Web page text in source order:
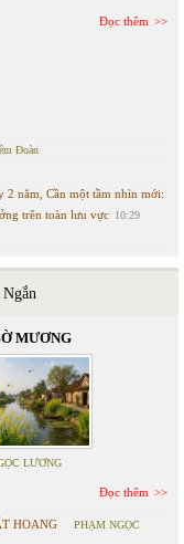
Đọc thêm
Đoàn
2 năm, Cần một tầm nhìn mới:
trên toàn lưu vực 10:29
MƯƠNG
LƯƠNG
Đọc thêm
HOANG
PHẠM NGỌC